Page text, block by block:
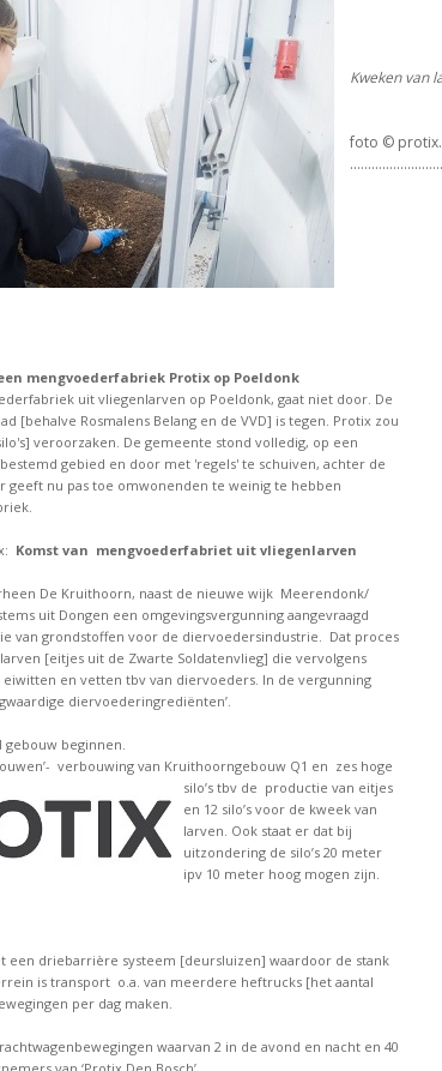
Kweken van
foto © protix.
mengvoederfabriek Protix op Poeldonk
uit vliegenlarven op Poeldonk, gaat niet door. De
[behalve Rosmalens Belang en de VVD] is tegen. Protix zou
veroorzaken. De gemeente stond volledig, op een
gebied en door met 'regels' te schuiven, achter de
geeft nu pas toe omwonenden te weinig te hebben
Komst van mengvoederfabriet uit vliegenlarven
De Kruithoorn, naast de nieuwe wijk Meerendonk/
uit Dongen een omgevingsvergunning aangevraagd
van grondstoffen voor de diervoedersindustrie. Dat proces
[eitjes uit de Zwarte Soldatenvlieg] die vervolgens
en vetten tbv van diervoeders. In de vergunning
diervoederingrediënten’.
gebouw beginnen.
verbouwing van Kruithoorngebouw Q1 en zes hoge
silo’s tbv de productie van eitjes
en 12 silo’s voor de kweek van
larven. Ook staat er dat bij
uitzondering de silo’s 20 meter
ipv 10 meter hoog mogen zijn.
een driebarrière systeem [deursluizen] waardoor de stank
is transport o.a. van meerdere heftrucks [het aantal
per dag maken.
waarvan 2 in de avond en nacht en 40